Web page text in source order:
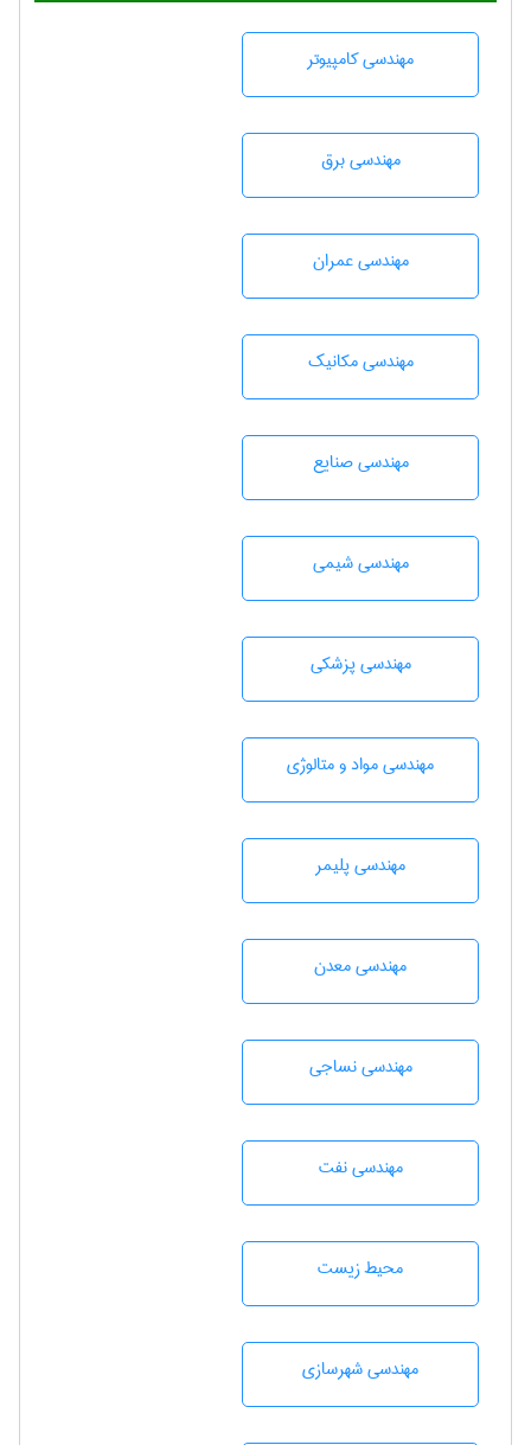
مهندسی كامپيوتر
مهندسی برق
مهندسی عمران
مهندسی مکانیک
مهندسی صنايع
مهندسي شيمی
مهندسی پزشکی
مهندسی مواد و متالوژی
مهندسی پليمر
مهندسی معدن
مهندسي نساجی
مهندسی نفت
محيط زيست
مهندسی شهرسازی